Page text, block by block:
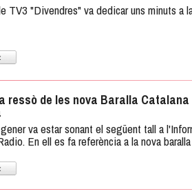
TV3 "Divendres" va dedicar uns minuts a
ressò de les nova Baralla Catalana
va estar sonant el següent tall a
En ell es fa referència a la nova